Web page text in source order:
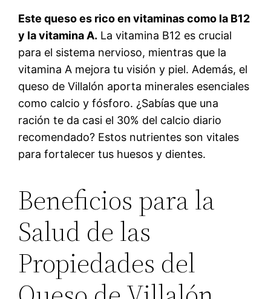
Este queso es rico en vitaminas como la B12
y la vitamina A. La vitamina B12 es crucial
para el sistema nervioso, mientras que la
vitamina A mejora tu visión y piel. Además, el
queso de Villalón aporta minerales esenciales
como calcio y fósforo. ¿Sabías que una
ración te da casi el 30% del calcio diario
recomendado? Estos nutrientes son vitales
para fortalecer tus huesos y dientes.
Beneficios para la
Salud de las
Propiedades del